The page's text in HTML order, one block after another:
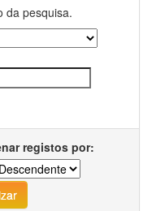
da pesquisa.
registos por: